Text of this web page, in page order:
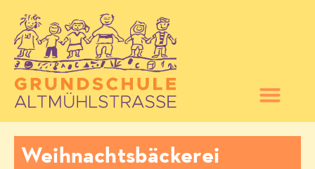
Weihnachtsbäckerei